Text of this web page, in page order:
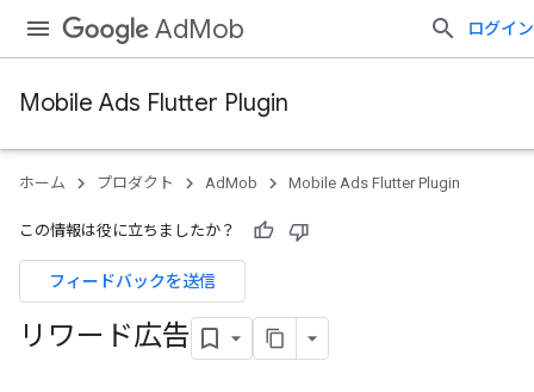
AdMob ログイン
Mobile Ads Flutter Plugin
ホーム プロダクト AdMob Mobile Ads Flutter Plugin
この情報は役に立ちましたか？
フィードバックを送信
リワード広告